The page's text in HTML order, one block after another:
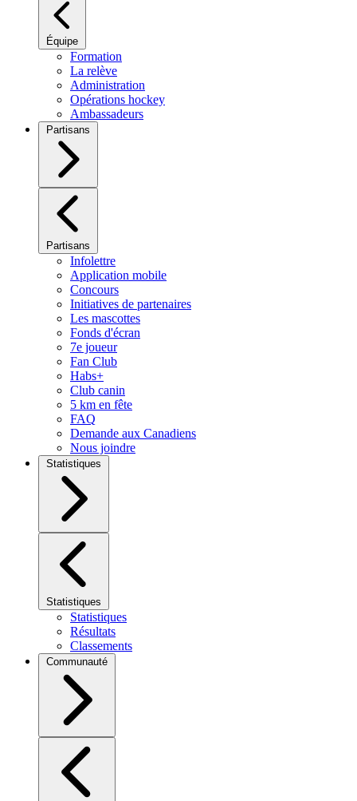
Équipe
Formation
La relève
Administration
Opérations hockey
Ambassadeurs
Partisans
Partisans
Infolettre
Application mobile
Concours
Initiatives de partenaires
Les mascottes
Fonds d'écran
7e joueur
Fan Club
Habs+
Club canin
5 km en fête
FAQ
Demande aux Canadiens
Nous joindre
Statistiques
Statistiques
Statistiques
Résultats
Classements
Communauté